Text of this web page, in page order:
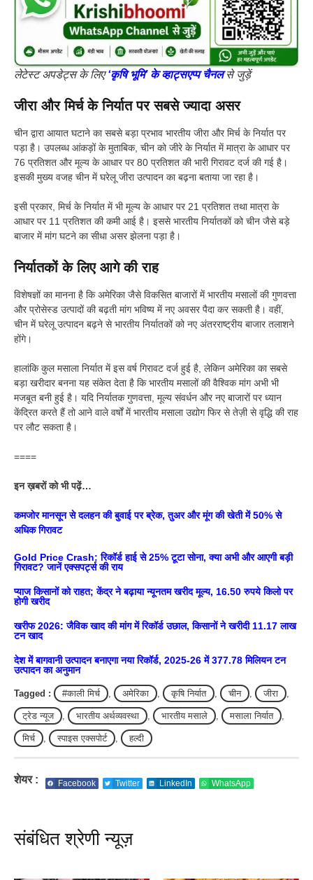
लेटेस्ट अपडेट्स के लिए‘कृषि भूमि’ के व्हाट्सएप्प चैनलसे जुड़ें
जीरा और मिर्च के निर्यात पर सबसे ज्यादा असर
चीन द्वारा आयात घटाने का सबसे बड़ा प्रभाव भारतीय जीरा और मिर्च के निर्यात पर
पड़ा है। उपलब्ध आंकड़ों के मुताबिक, चीन को जीरे के निर्यात में मात्रा के आधार पर
76 प्रतिशत और मूल्य के आधार पर 80 प्रतिशत की भारी गिरावट दर्ज की गई है।
इसकी मुख्य वजह चीन में घरेलू जीरा उत्पादन का बढ़ना बताया जा रहा है।
इसी प्रकार, मिर्च के निर्यात में भी मूल्य के आधार पर 21 प्रतिशत तथा मात्रा के
आधार पर 11 प्रतिशत की कमी आई है। इससे भारतीय निर्यातकों को चीन जैसे बड़े
बाजार में मांग घटने का सीधा असर झेलना पड़ा है।
निर्यातकों के लिए आगे की राह
विशेषज्ञों का मानना है कि अमेरिका जैसे विकसित बाजारों में भारतीय मसालों की गुणवत्ता
और प्रोसेस्ड उत्पादों की बढ़ती मांग भविष्य में नए अवसर पैदा कर सकती है। वहीं,
चीन में घरेलू उत्पादन बढ़ने से भारतीय निर्यातकों को नए अंतरराष्ट्रीय बाजार तलाशने
होंगे।
हालांकि कुल मसाला निर्यात में इस वर्ष गिरावट दर्ज हुई है, लेकिन अमेरिका का सबसे
बड़ा खरीदार बनना यह संकेत देता है कि भारतीय मसालों की वैश्विक मांग अभी भी
मजबूत बनी हुई है। यदि निर्यातक गुणवत्ता, मूल्य संवर्धन और नए बाजारों पर ध्यान
केंद्रित करते हैं तो आने वाले वर्षों में भारतीय मसाला उद्योग फिर से तेज़ी से वृद्धि की राह
पर लौट सकता है।
====
इन ख़बरों को भी पढ़ें…
कमजोर मानसून से दलहन की बुवाई पर ब्रेक, तुअर और मूंग की खेती में 50% से
अधिक गिरावट
Gold Price Crash: रिकॉर्ड हाई से 25% टूटा सोना, क्या अभी और आएगी बड़ी
गिरावट? जानें एक्सपर्ट्स की राय
प्याज किसानों को राहत; केंद्र ने बढ़ाया न्यूनतम खरीद मूल्य, 16.50 रुपये किलो पर
होगी खरीद
खरीफ 2026: जैविक खाद की मांग में रिकॉर्ड उछाल, किसानों ने खरीदी 11.17 लाख
टन खाद
देश में बागवानी उत्पादन बनाएगा नया रिकॉर्ड, 2025-26 में 377.78 मिलियन टन
उत्पादन का अनुमान
Tagged : #काली मिर्च अमेरिका कृषि निर्यात चीन जीरा
ट्रेड न्यूज भारतीय अर्थव्यवस्था भारतीय मसाले मसाला निर्यात
मिर्च स्पाइस एक्सपोर्ट हल्दी
शेयर : Facebook Twitter LinkedIn WhatsApp
संबंधित श्रेणी न्यूज़